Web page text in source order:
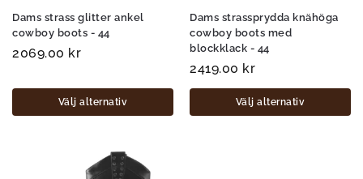
Dams strass glitter ankel
cowboy boots - 44
2069.00 kr
Välj alternativ
Dams strassprydda knähöga
cowboy boots med
blockklack - 44
2419.00 kr
Välj alternativ